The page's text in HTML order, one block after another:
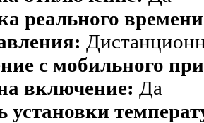
реального
c мобильного
включение: Да
установки